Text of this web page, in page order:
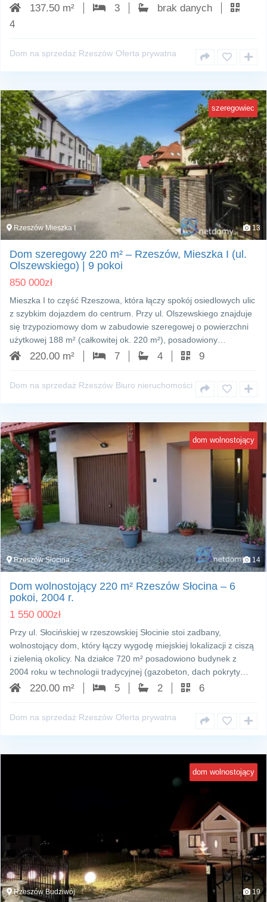
137.50 m² 3
brak danych
4
Dom na sprzedaż Rzeszów Oferta prywatna
szeregowiec
Rzeszów Mieszka I 13
Dom szeregowy 220 m² – Rzeszów, Mieszka I (ul.
Olszewskiego) | 9 pokoi
850 000zł
Mieszka I to część Rzeszowa, która łączy spokój osiedlowych ulic
z szybkim dojazdem do centrum. Przy ul. Olszewskiego znajduje
się trzypoziomowy dom w zabudowie szeregowej o powierzchni
użytkowej 188 m² (całkowitej ok. 220 m²), posadowiony…
220.00 m² 7 4 9
Dom na sprzedaż Rzeszów Biuro nieruchomości
dom wolnostojący
Rzeszów Słocina 14
Dom wolnostojący 220 m² Rzeszów Słocina – 6
pokoi, 2004 r.
1 550 000zł
Przy ul. Słocińskiej w rzeszowskiej Słocinie stoi zadbany,
wolnostojący dom, który łączy wygodę miejskiej lokalizacji z ciszą
i zielenią okolicy. Na działce 720 m² posadowiono budynek z
2004 roku w technologii tradycyjnej (gazobeton, dach pokryty…
220.00 m² 5 2 6
Dom na sprzedaż Rzeszów Oferta prywatna
dom wolnostojący
Rzeszów Budziwój 19